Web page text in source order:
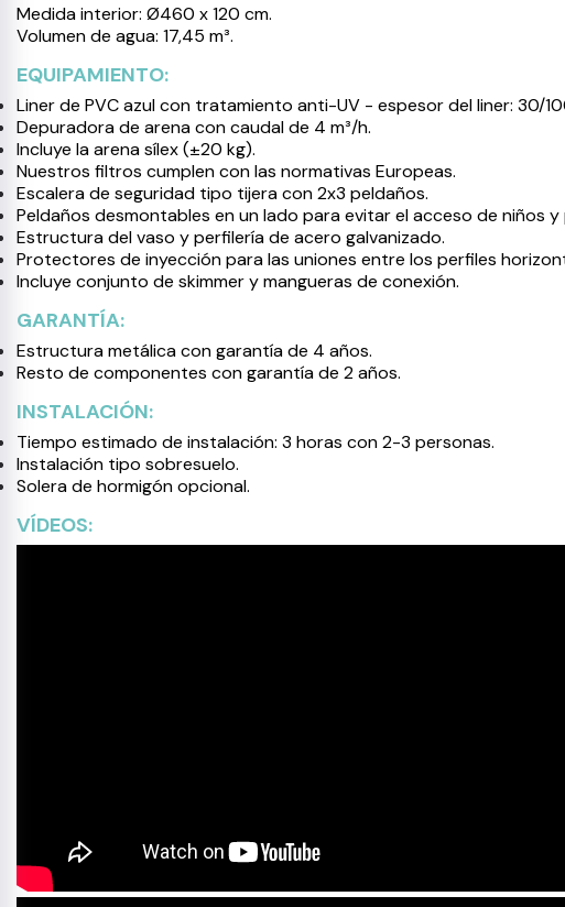
Medida interior: Ø460 x 120 cm.
Volumen de agua: 17,45 m³.
EQUIPAMIENTO:
Liner de PVC azul con tratamiento anti-UV - espesor del liner: 30/
Depuradora de arena con caudal de 4 m³/h.
Incluye la arena sílex (±20 kg).
Nuestros filtros cumplen con las normativas Europeas.
Escalera de seguridad tipo tijera con 2x3 peldaños.
Peldaños desmontables en un lado para evitar el acceso de niños
Estructura del vaso y perfilería de acero galvanizado.
Protectores de inyección para las uniones entre los perfiles
Incluye conjunto de skimmer y mangueras de conexión.
GARANTÍA:
Estructura metálica con garantía de 4 años.
Resto de componentes con garantía de 2 años.
INSTALACIÓN:
Tiempo estimado de instalación: 3 horas con 2-3 personas.
Instalación tipo sobresuelo.
Solera de hormigón opcional.
VÍDEOS: